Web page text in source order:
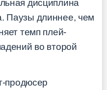
дисциплина
Паузы длиннее, чем
темп плей-
во второй
продюсер